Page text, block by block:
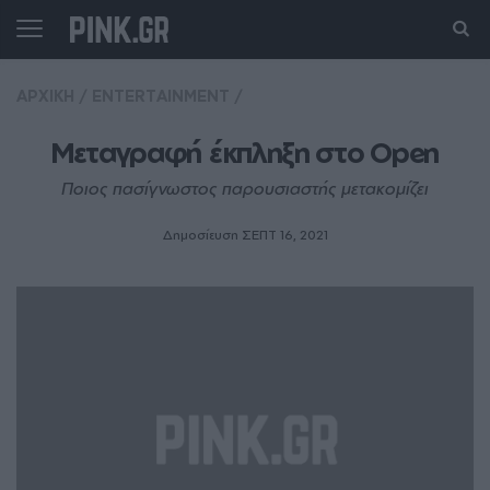
Μεταγραφή έκπληξη στο Open
Ποιος πασίγνωστος παρουσιαστής μετακομίζει
Δημοσίευση ΣΕΠΤ 16, 2021